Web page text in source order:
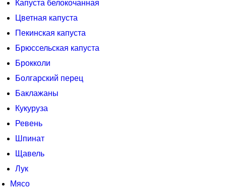
Капуста белокочанная
Цветная капуста
Пекинская капуста
Брюссельская капуста
Брокколи
Болгарский перец
Баклажаны
Кукуруза
Ревень
Шпинат
Щавель
Лук
Мясо